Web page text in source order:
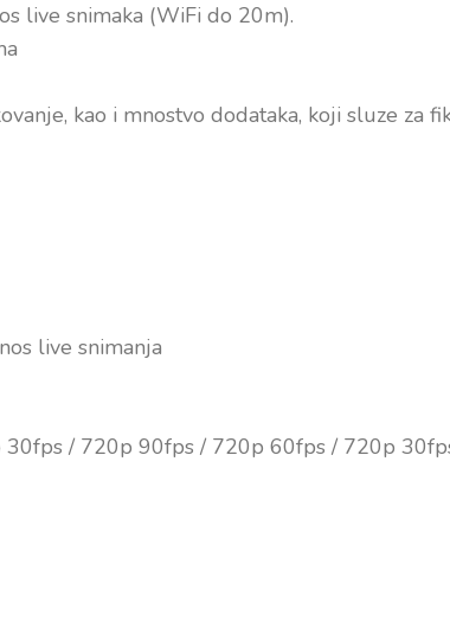
live snimaka (WiFi do 20m).
kao i mnostvo dodataka, koji sluze za
live snimanja
/ 720p 90fps / 720p 60fps / 720p